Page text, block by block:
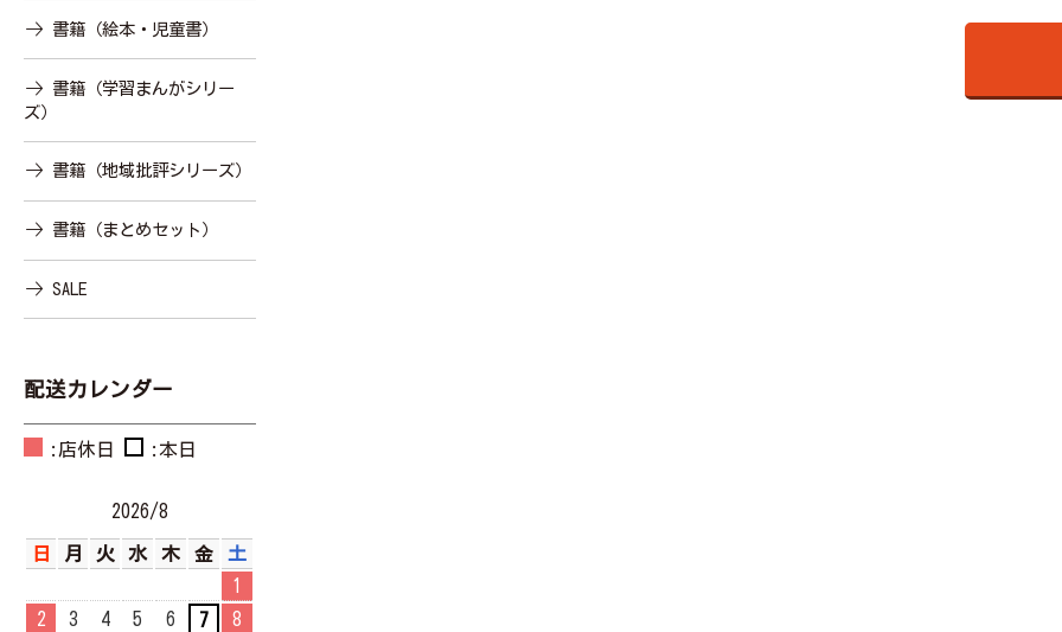
書籍（絵本・児童書）
書籍（学習まんがシリー
ズ）
書籍（地域批評シリーズ）
書籍（まとめセット）
SALE
配送カレンダー
:店休日 :本日
2026/8
日 月 火 水 木 金 土
1
2
3 4 5 6 7
8